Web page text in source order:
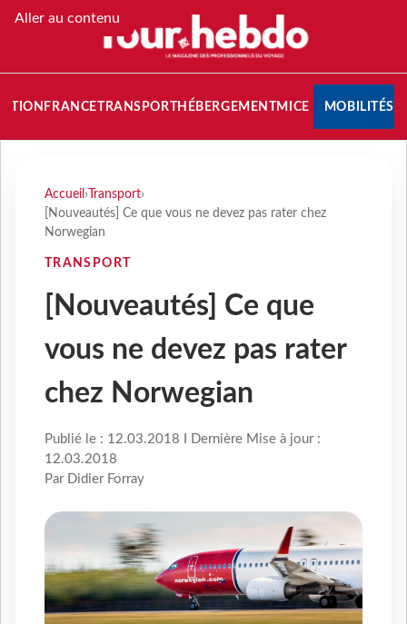
Aller au contenu
FRANCETRANSPORT HÉBERGEMENTMICE MOBILITÉS
Accueil › Transport›
[Nouveautés] Ce que vous ne devez pas rater chez
Norwegian
TRANSPORT
[Nouveautés] Ce que
vous ne devez pas rater
chez Norwegian
Publié le : 12.03.2018 I Dernière Mise à jour :
12.03.2018
Par Didier Forray